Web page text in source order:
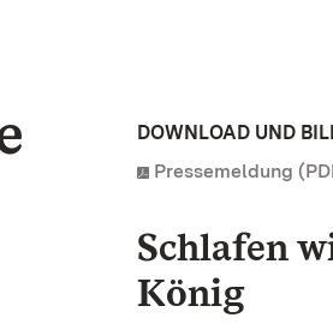
DOWNLOAD UND
Pressemeldung
Schlafen
König